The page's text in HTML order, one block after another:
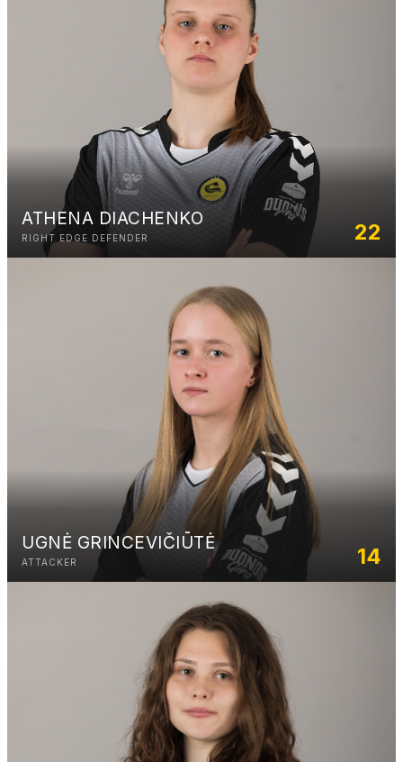
ATHENA DIACHENKO
RIGHT EDGE DEFENDER 22
UGNĖ GRINCEVIČIŪTĖ
ATTACKER 14